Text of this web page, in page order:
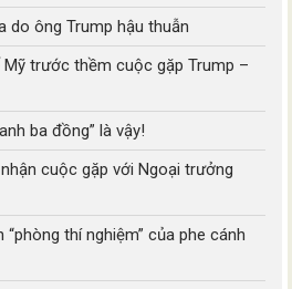
do ông Trump hậu thuẫn
trước thềm cuộc gặp Trump –
ba đồng” là vậy!
cuộc gặp với Ngoại trưởng
thí nghiệm” của phe cánh